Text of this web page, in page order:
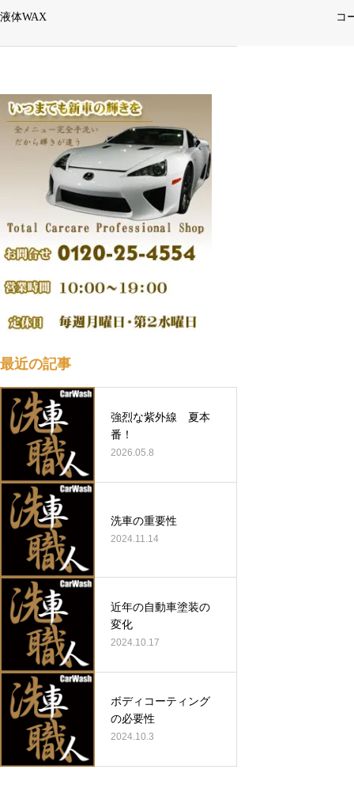
液体WAX コ
最近の記事
強烈な紫外線 夏本
番！
2026.05.8
洗車の重要性
2024.11.14
近年の自動車塗装の
変化
2024.10.17
ボディコーティング
の必要性
2024.10.3